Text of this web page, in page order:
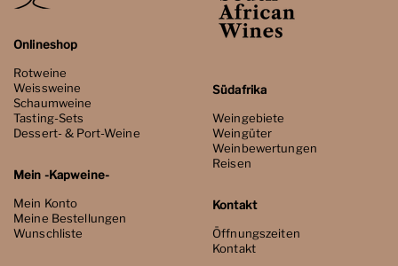
Onlineshop
Rotweine
Weissweine
Schaumweine
Tasting-Sets
Dessert- & Port-Weine
Mein -Kapweine-
Mein Konto
Meine Bestellungen
Wunschliste
Südafrika
Weingebiete
Weingüter
Weinbewertungen
Reisen
Kontakt
Öffnungszeiten
Kontakt